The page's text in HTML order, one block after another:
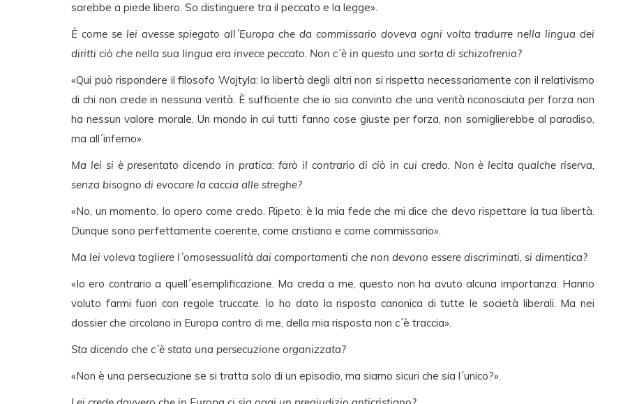
sarebbe a piede libero. So distinguere tra il peccato e la legge».
È come se lei avesse spiegato all´Europa che da commissario doveva ogni volta tradurre nella lingua dei
diritti ciò che nella sua lingua era invece peccato. Non c´è in questo una sorta di schizofrenia?
«Qui può rispondere il filosofo Wojtyla: la libertà degli altri non si rispetta necessariamente con il relativismo
di chi non crede in nessuna verità. È sufficiente che io sia convinto che una verità riconosciuta per forza non
ha nessun valore morale. Un mondo in cui tutti fanno cose giuste per forza, non somiglierebbe al paradiso,
ma all´inferno».
Ma lei si è presentato dicendo in pratica: farò il contrario di ciò in cui credo. Non è lecita qualche riserva,
senza bisogno di evocare la caccia alle streghe?
«No, un momento. Io opero come credo. Ripeto: è la mia fede che mi dice che devo rispettare la tua libertà.
Dunque sono perfettamente coerente, come cristiano e come commissario».
Ma lei voleva togliere l´omosessualità dai comportamenti che non devono essere discriminati, si dimentica?
«Io ero contrario a quell´esemplificazione. Ma creda a me, questo non ha avuto alcuna importanza. Hanno
voluto farmi fuori con regole truccate. Io ho dato la risposta canonica di tutte le società liberali. Ma nei
dossier che circolano in Europa contro di me, della mia risposta non c´è traccia».
Sta dicendo che c´è stata una persecuzione organizzata?
«Non è una persecuzione se si tratta solo di un episodio, ma siamo sicuri che sia l´unico?».